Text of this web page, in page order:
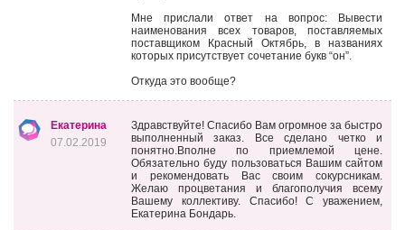
Мне прислали ответ на вопрос: Вывести
наименования всех товаров, поставляемых
поставщиком Красный Октябрь, в названиях
которых присутствует сочетание букв “он”.
Откуда это вообще?
Екатерина
07.02.2019
Здравствуйте! Спасибо Вам огромное за быстро
выполненный заказ. Все сделано четко и
понятно.Вполне по приемлемой цене.
Обязательно буду пользоваться Вашим сайтом
и рекомендовать Вас своим сокурсникам.
Желаю процветания и благополучия всему
Вашему коллективу. Спасибо! С уважением,
Екатерина Бондарь.